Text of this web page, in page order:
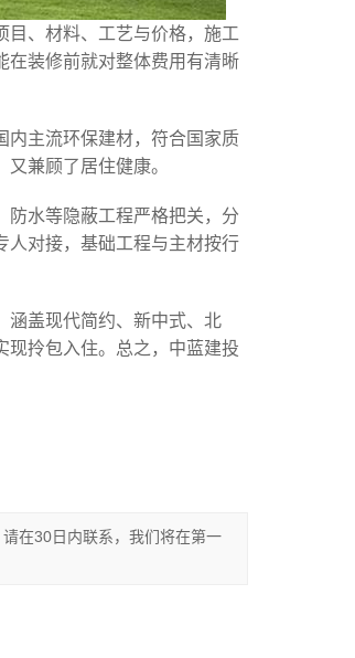
目、材料、工艺与价格，施工
在装修前就对整体费用有清晰
内主流环保建材，符合国家质
兼顾了居住健康。
防水等隐蔽工程严格把关，分
人对接，基础工程与主材按行
涵盖现代简约、新中式、北
现拎包入住。总之，中蓝建投
在30日内联系，我们将在第一